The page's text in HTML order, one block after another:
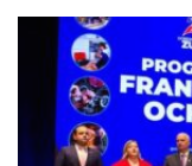
Manuel
Rosales:
becas